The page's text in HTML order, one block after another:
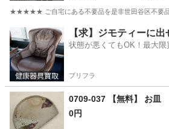
★★★★★ ご自宅にある不要品を是非世田谷区不要品
東京 世田谷区 食器 スポット
【求】ジモティーに
状態が悪くてもOK！最大限
プリフラ
0709-037 【無料】 お皿
0円